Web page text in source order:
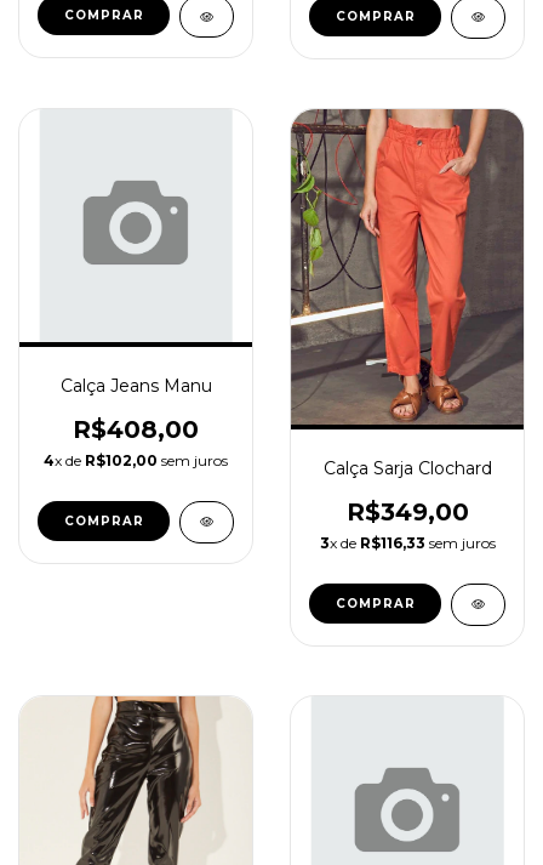
COMPRAR COMPRAR
Calça Jeans Manu
R$408,00
4x de R$102,00 sem juros
COMPRAR
Calça Sarja Clochard
R$349,00
3x de R$116,33 sem juros
COMPRAR